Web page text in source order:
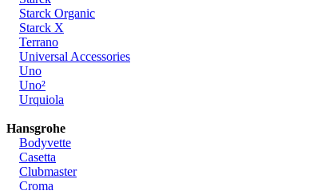
Starck Organic
Starck X
Terrano
Universal Accessories
Uno
Uno²
Urquiola
Hansgrohe
Bodyvette
Casetta
Clubmaster
Croma